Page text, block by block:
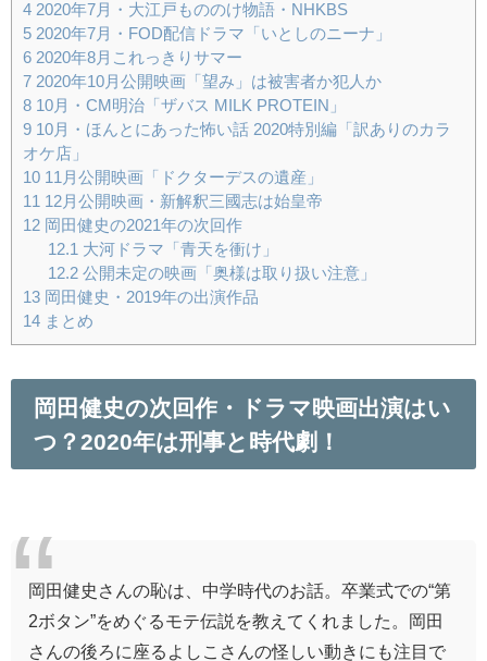
4 2020年7月・大江戸もののけ物語・NHKBS
5 2020年7月・FOD配信ドラマ「いとしのニーナ」
6 2020年8月これっきりサマー
7 2020年10月公開映画「望み」は被害者か犯人か
8 10月・CM明治「ザバス MILK PROTEIN」
9 10月・ほんとにあった怖い話 2020特別編「訳ありのカラ
オケ店」
10 11月公開映画「ドクターデスの遺産」
11 12月公開映画・新解釈三國志は始皇帝
12 岡田健史の2021年の次回作
12.1 大河ドラマ「青天を衝け」
12.2公開未定の映画「奥様は取り扱い注意」
13 岡田健史・2019年の出演作品
14 まとめ
岡田健史の次回作・ドラマ映画出演はい
つ？2020年は刑事と時代劇！
岡田健史さんの恥は、中学時代のお話。卒業式での“第
2ボタン”をめぐるモテ伝説を教えてくれました。岡田
さんの後ろに座るよしこさんの怪しい動きにも注目で